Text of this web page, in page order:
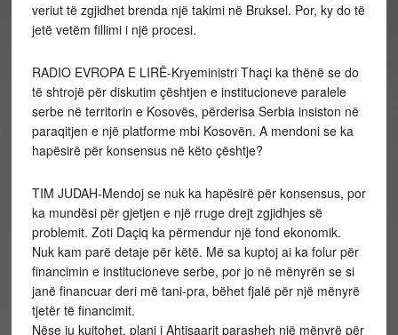
veriut të zgjidhet brenda një takimi në Bruksel. Por, ky do të
jetë vetëm fillimi i një procesi.
RADIO EVROPA E LIRË-Kryeministri Thaçi ka thënë se do
të shtrojë për diskutim çështjen e institucioneve paralele
serbe në territorin e Kosovës, përderisa Serbia insiston në
paraqitjen e një platforme mbi Kosovën. A mendoni se ka
hapësirë për konsensus në këto çështje?
TIM JUDAH-Mendoj se nuk ka hapësirë për konsensus, por
ka mundësi për gjetjen e një rruge drejt zgjidhjes së
problemit. Zoti Daçiq ka përmendur një fond ekonomik.
Nuk kam parë detaje për këtë. Më sa kuptoj ai ka folur për
financimin e institucioneve serbe, por jo në mënyrën se si
janë financuar deri më tani-pra, bëhet fjalë për një mënyrë
tjetër të financimit.
Nëse ju kujtohet, plani i Ahtisaarit parasheh një mënyrë për